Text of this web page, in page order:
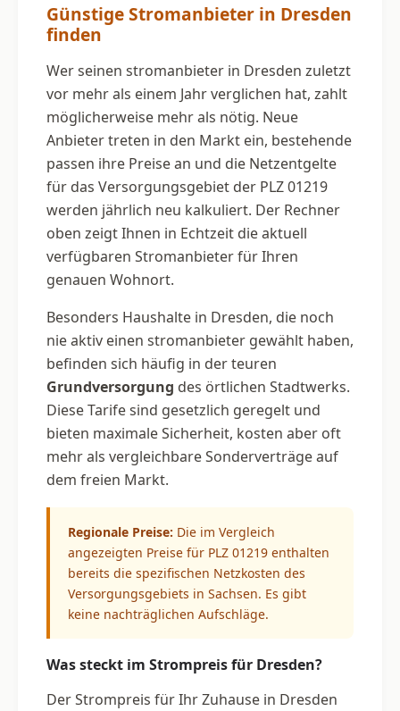
Günstige Stromanbieter in Dresden
finden
Wer seinen stromanbieter in Dresden zuletzt
vor mehr als einem Jahr verglichen hat, zahlt
möglicherweise mehr als nötig. Neue
Anbieter treten in den Markt ein, bestehende
passen ihre Preise an und die Netzentgelte
für das Versorgungsgebiet der PLZ 01219
werden jährlich neu kalkuliert. Der Rechner
oben zeigt Ihnen in Echtzeit die aktuell
verfügbaren Stromanbieter für Ihren
genauen Wohnort.
Besonders Haushalte in Dresden, die noch
nie aktiv einen stromanbieter gewählt haben,
befinden sich häufig in der teuren
Grundversorgung des örtlichen Stadtwerks.
Diese Tarife sind gesetzlich geregelt und
bieten maximale Sicherheit, kosten aber oft
mehr als vergleichbare Sonderverträge auf
dem freien Markt.
Regionale Preise: Die im Vergleich
angezeigten Preise für PLZ 01219 enthalten
bereits die spezifischen Netzkosten des
Versorgungsgebiets in Sachsen. Es gibt
keine nachträglichen Aufschläge.
Was steckt im Strompreis für Dresden?
Der Strompreis für Ihr Zuhause in Dresden